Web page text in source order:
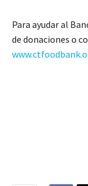
Para ayudar al
de donaciones o